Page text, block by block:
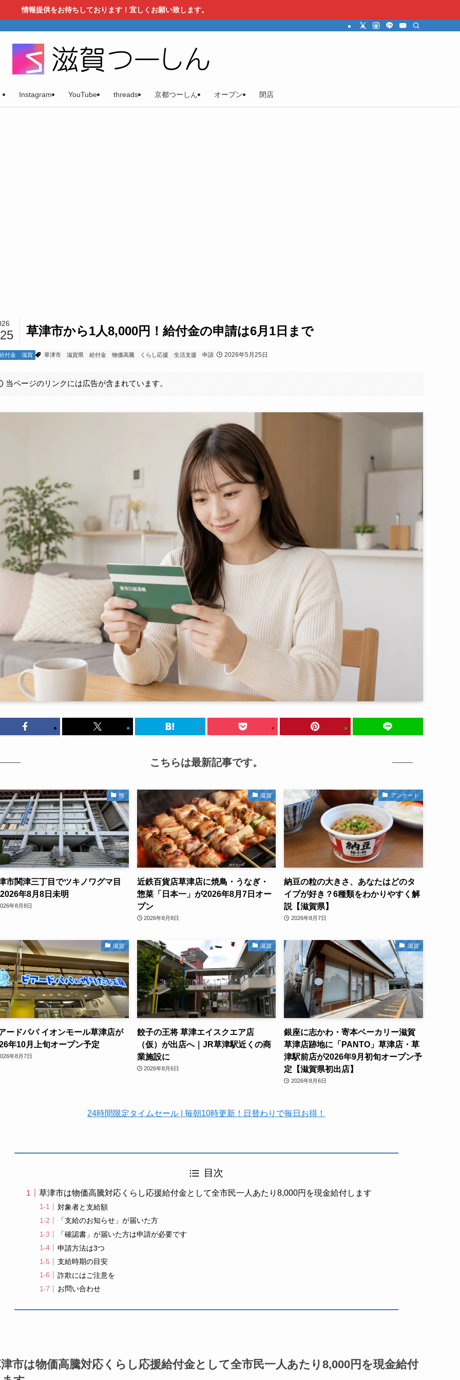
情報提供をお待ちしております！宜しくお願い致します。
Instagram YouTube threads 京都つーしん オープン 閉店
草津市から1人8,000円！給付金の申請は6月1日まで
付金 滋賀 草津市 滋賀県 給付金 物価高騰 くらし応援 生活支援 申請 2026年5月25日
当ページのリンクには広告が含まれています。
こちらは最新記事です。
熊
市関津三丁目でツキノワグマ目
年8月8日未明
年8月8日
滋賀
近鉄百貨店草津店に焼鳥・うなぎ・
惣菜「日本一」が2026年8月7日オー
プン
2026年8月8日
アンケート
納豆の粒の大きさ、あなたはどのタ
イプが好き？6種類をわかりやすく解
説【滋賀県】
2026年8月7日
滋賀
ードパパ イオンモール草津店が
年10月上旬オープン予定
年8月7日
滋賀
餃子の王将 草津エイスクエア店
（仮）が出店へ｜JR草津駅近くの商
業施設に
2026年8月6日
滋賀
銀座に志かわ・寄本ベーカリー滋賀
草津店跡地に「PANTO」草津店・草
津駅前店が2026年9月初旬オープン予
定【滋賀県初出店】
2026年8月6日
24時間限定タイムセール | 毎朝10時更新！日替わりで毎日お得！
目次
草津市は物価高騰対応くらし応援給付金として全市民一人あたり8,000円を現金給付します
対象者と支給額
「支給のお知らせ」が届いた方
「確認書」が届いた方は申請が必要です
申請方法は3つ
支給時期の目安
詐欺にはご注意を
お問い合わせ
市は物価高騰対応くらし応援給付金として全市民一人あたり8,000円を現金給付